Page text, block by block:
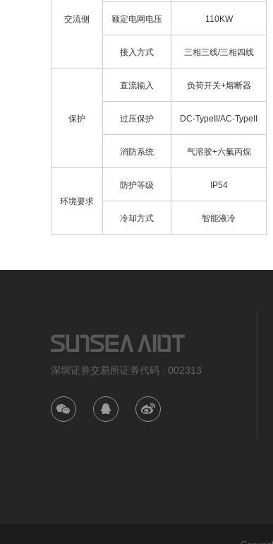
交流侧 额定电网电压 110KW
接入方式 三相三线/三相四线
保护
直流输入 负荷开关+熔断器
过压保护 DC-TypeII/AC-TypeII
消防系统 气溶胶+六氟丙烷
环境要求
防护等级 IP54
冷却方式 智能液冷
深圳证券交易所证券代码 : 002313